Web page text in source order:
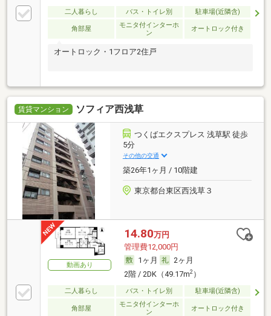
二人暮らし バス・トイレ別 駐車場(近隣含)
角部屋
モニタ付インターホ
ン
オートロック付き
オートロック・1フロア2住戸
賃貸マンション ソフィア西浅草
つくばエクスプレス 浅草駅 徒歩
5分
その他の交通
築26年1ヶ月 / 10階建
東京都台東区西浅草３
動画あり
14.80万円
管理費12,000円
1ヶ月
2ヶ月
2階 / 2DK（49.17m2）
二人暮らし バス・トイレ別 駐車場(近隣含)
角部屋
モニタ付インターホ
ン
オートロック付き